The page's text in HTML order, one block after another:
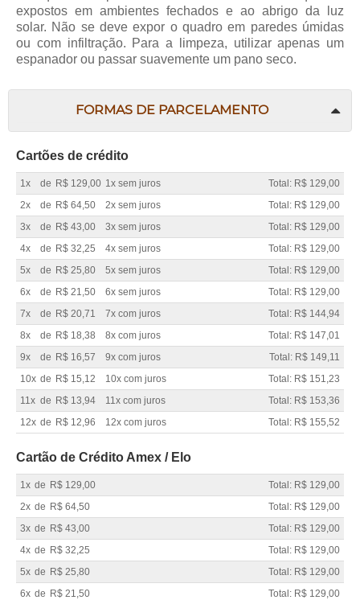
expostos em ambientes fechados e ao abrigo da luz
solar. Não se deve expor o quadro em paredes úmidas
ou com infiltração. Para a limpeza, utilizar apenas um
espanador ou passar suavemente um pano seco.
FORMAS DE PARCELAMENTO
Cartões de crédito
1x de R$ 129,00 1x sem juros
Total: R$ 129,00
2x
de R$ 64,50 2x sem juros
Total: R$ 129,00
3x
de R$ 43,00 3x sem juros
Total: R$ 129,00
4x
de R$ 32,25 4x sem juros
Total: R$ 129,00
5x
de R$ 25,80 5x sem juros
Total: R$ 129,00
6x
de R$ 21,50 6x sem juros
Total: R$ 129,00
7x
de R$ 20,71 7x com juros
Total: R$ 144,94
8x
de R$ 18,38 8x com juros
Total: R$ 147,01
9x
de R$ 16,57 9x com juros
Total: R$ 149,11
10x de R$ 15,12 10x com juros
Total: R$ 151,23
11x de R$ 13,94 11x com juros
Total: R$ 153,36
12x de R$ 12,96 12x com juros Total: R$ 155,52
Cartão de Crédito Amex / Elo
1x de R$ 129,00
Total: R$ 129,00
2x de R$ 64,50
Total: R$ 129,00
3x de R$ 43,00
Total: R$ 129,00
4x de R$ 32,25
Total: R$ 129,00
5x de R$ 25,80
Total: R$ 129,00
6x de R$ 21,50 Total: R$ 129,00